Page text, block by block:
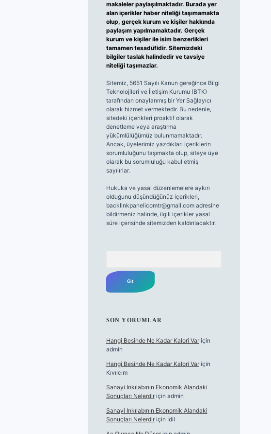
makaleler paylaşılmaktadır. Burada yer
alan içerikler haber niteliği taşımamakta
olup, gerçek kurum ve kişiler hakkında
paylaşım yapılmamaktadır. Gerçek
kurum ve kişiler ile isim benzerlikleri
tamamen tesadüfidir. Sitemizdeki
bilgiler taslak halindedir ve tavsiye
niteliği taşımazlar.
Sitemiz, 5651 Sayılı Kanun gereğince Bilgi
Teknolojileri ve İletişim Kurumu (BTK)
tarafından onaylanmış bir Yer Sağlayıcı
olarak hizmet vermektedir. Bu nedenle,
sitedeki içerikleri proaktif olarak
denetleme veya araştırma
yükümlülüğümüz bulunmamaktadır.
Ancak, üyelerimiz yazdıkları içeriklerin
sorumluluğunu taşımakta olup, siteye üye
olarak bu sorumluluğu kabul etmiş
sayılırlar.
Hukuka ve yasal düzenlemelere aykırı
olduğunu düşündüğünüz içerikleri,
backlinkpanelicomtr@gmail.comadresine
bildirmeniz halinde, ilgili içerikler yasal
süre içerisinde sitemizden kaldırılacaktır.
SON YORUMLAR
Hangi Besinde Ne Kadar Kalori Variçin
admin
Hangi Besinde Ne Kadar Kalori Variçin
Kıvılcım
Sanayi Inkılabının Ekonomik Alandaki
Sonuçları Nelerdiriçin admin
Sanayi Inkılabının Ekonomik Alandaki
Sonuçları Nelerdiriçin İdil